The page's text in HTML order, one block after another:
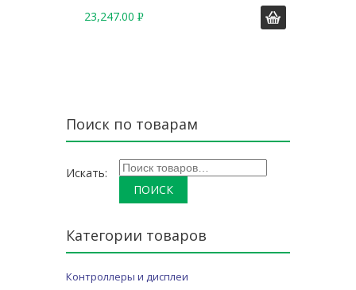
23,247.00 Р
Поиск по товарам
Искать:
Категории товаров
Контроллеры и дисплеи